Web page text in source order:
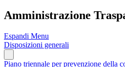
Amministrazione
Espandi Menu
Disposizioni generali
Piano triennale per prevenzione della